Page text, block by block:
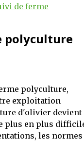
de ferme
polyculture
polyculture,
exploitation
d'olivier devient
plus en plus
les normes